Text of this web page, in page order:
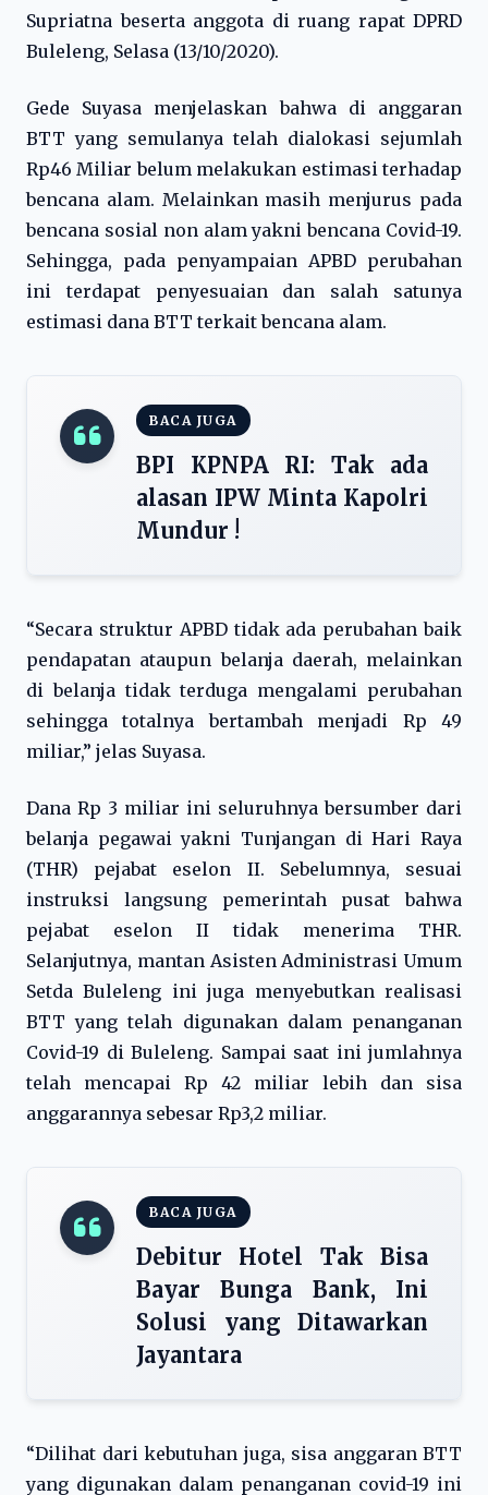
Supriatna beserta anggota di ruang rapat DPRD
Buleleng, Selasa (13/10/2020).
Gede Suyasa menjelaskan bahwa di anggaran
BTT yang semulanya telah dialokasi sejumlah
Rp46 Miliar belum melakukan estimasi terhadap
bencana alam. Melainkan masih menjurus pada
bencana sosial non alam yakni bencana Covid-19.
Sehingga, pada penyampaian APBD perubahan
ini terdapat penyesuaian dan salah satunya
estimasi dana BTT terkait bencana alam.
BACA JUGA
BPI KPNPA RI: Tak ada
alasan IPW Minta Kapolri
Mundur !
“Secara struktur APBD tidak ada perubahan baik
pendapatan ataupun belanja daerah, melainkan
di belanja tidak terduga mengalami perubahan
sehingga totalnya bertambah menjadi Rp 49
miliar,” jelas Suyasa.
Dana Rp 3 miliar ini seluruhnya bersumber dari
belanja pegawai yakni Tunjangan di Hari Raya
(THR) pejabat eselon II. Sebelumnya, sesuai
instruksi langsung pemerintah pusat bahwa
pejabat eselon II tidak menerima THR.
Selanjutnya, mantan Asisten Administrasi Umum
Setda Buleleng ini juga menyebutkan realisasi
BTT yang telah digunakan dalam penanganan
Covid-19 di Buleleng. Sampai saat ini jumlahnya
telah mencapai Rp 42 miliar lebih dan sisa
anggarannya sebesar Rp3,2 miliar.
BACA JUGA
Debitur Hotel Tak Bisa
Bayar Bunga Bank, Ini
Solusi yang Ditawarkan
Jayantara
“Dilihat dari kebutuhan juga, sisa anggaran BTT
yang digunakan dalam penanganan covid-19 ini